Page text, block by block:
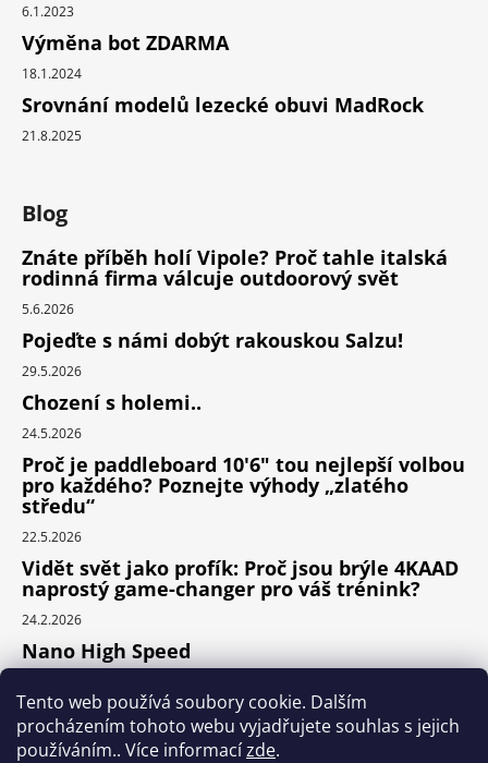
Tento web používá soubory cookie. Dalším
procházením tohoto webu vyjadřujete souhlas s jejich
používáním.. Více informacízde.
6.1.2023
Výměna bot ZDARMA
18.1.2024
Srovnání modelů lezecké obuvi MadRock
21.8.2025
Blog
Znáte příběh holí Vipole? Proč tahle italská
rodinná firma válcuje outdoorový svět
5.6.2026
Pojeďte s námi dobýt rakouskou Salzu!
29.5.2026
Chození s holemi..
24.5.2026
Proč je paddleboard 10'6" tou nejlepší volbou
pro každého? Poznejte výhody „zlatého
středu“
22.5.2026
Vidět svět jako profík: Proč jsou brýle 4KAAD
naprostý game-changer pro váš trénink?
24.2.2026
Nano High Speed
Nejlepší cyklodoplňky v porovnání cena /
výkon